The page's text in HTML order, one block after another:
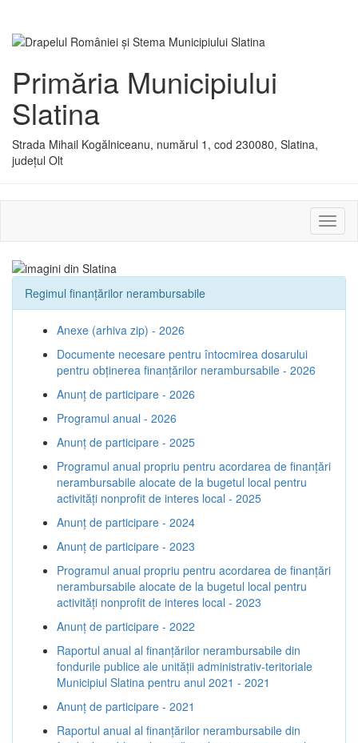
Primăria Municipiului
Slatina
Strada Mihail Kogălniceanu, numărul 1, cod 230080, Slatina,
județul Olt
sau
Regimul finanțărilor nerambursabile
Anexe (arhiva zip) - 2026
Documente necesare pentru întocmirea dosarului
pentru obținerea finanțărilor nerambursabile - 2026
Anunț de participare - 2026
Programul anual - 2026
Anunț de participare - 2025
Programul anual propriu pentru acordarea de finanţări
nerambursabile alocate de la bugetul local pentru
activităţi nonprofit de interes local - 2025
Anunț de participare - 2024
Anunț de participare - 2023
Programul anual propriu pentru acordarea de finanţări
nerambursabile alocate de la bugetul local pentru
activităţi nonprofit de interes local - 2023
Anunț de participare - 2022
Raportul anual al finanțărilor nerambursabile din
fondurile publice ale unității administrativ-teritoriale
Municipiul Slatina pentru anul 2021 - 2021
Anunț de participare - 2021
Raportul anual al finanțărilor nerambursabile din